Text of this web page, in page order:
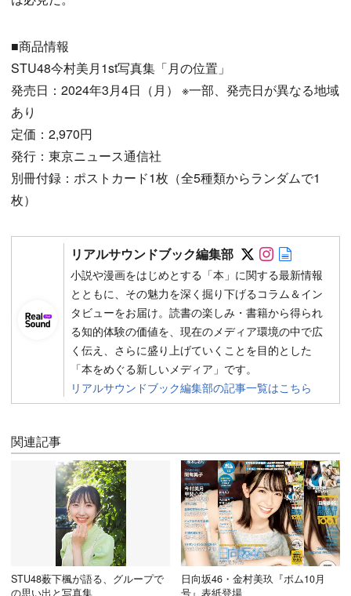
■商品情報
STU48今村美月1st写真集「月の位置」
発売日：2024年3月4日（月） ※一部、発売日が異なる地域
あり
定価：2,970円
発行：東京ニュース通信社
別冊付録：ポストカード1枚（全5種類からランダムで1
枚）
リアルサウンドブック編集部 Follow on
Follow on
小説や漫画をはじめとする「本」に関する最新情報
とともに、その魅力を深く掘り下げるコラム＆イン
タビューをお届け。読書の楽しみ・書籍から得られ
る知的体験の価値を、現在のメディア環境の中で広
く伝え、さらに盛り上げていくことを目的とした
「本をめぐる新しいメディア」です。
リアルサウンドブック編集部の記事一覧はこちら
関連記事
STU48薮下楓が語る、グループで
日向坂46・金村美玖『ボム10月